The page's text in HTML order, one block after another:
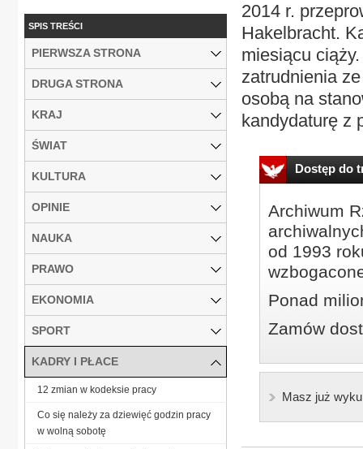
2014 r.
Hakelbracht.
miesiącu
zatrudnienia
osobą na
kandydaturę z
Dostęp do
Archiwum
od 1993
Ponad
Zamów
Masz już
SPIS TREŚCI
PIERWSZA STRONA
DRUGA STRONA
KRAJ
ŚWIAT
KULTURA
OPINIE
NAUKA
PRAWO
EKONOMIA
SPORT
KADRY I PŁACE
12 zmian w kodeksie pracy
Co się należy za dziewięć godzin pracy
w wolną sobotę